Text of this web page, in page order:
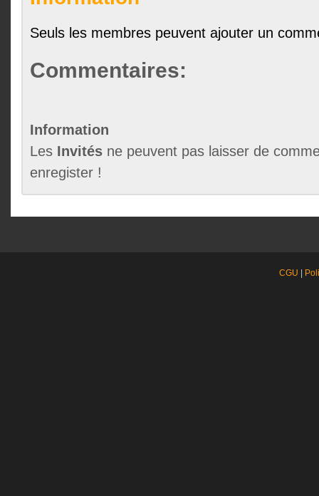
Seuls les membres peuvent ajouter un
Commentaires:
Information
Les Invités ne peuvent pas laisser de
enregister !
CGU